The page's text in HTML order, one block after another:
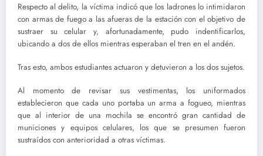
Respecto al delito, la víctima indicó que los ladrones lo intimidaron
con armas de fuego a las afueras de la estación con el objetivo de
sustraer su celular y, afortunadamente, pudo indentificarlos,
ubicando a dos de ellos mientras esperaban el tren en el andén.
Tras esto, ambos estudiantes actuaron y detuvieron a los dos sujetos.
Al momento de revisar sus vestimentas, los uniformados
establecieron que cada uno portaba un arma a fogueo, mientras
que al interior de una mochila se encontró gran cantidad de
municiones y equipos celulares, los que se presumen fueron
sustraídos con anterioridad a otras víctimas.